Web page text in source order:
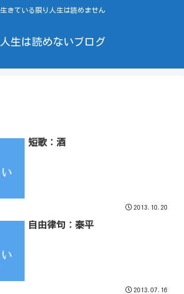
生きている限り人生は読めません
人生は読めないブログ
短歌：酒
2013.10.20
自由律句：泰平
2013.07.16